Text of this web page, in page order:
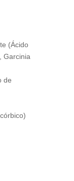
(Ácido
Garcinia
de